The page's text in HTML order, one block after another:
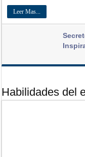
Leer Mas...
5
Habilidades del